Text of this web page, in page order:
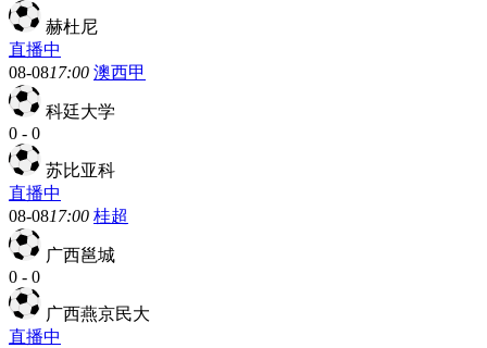
赫杜尼
直播中
08-0817:00 澳西甲
科廷大学
0 - 0
苏比亚科
直播中
08-0817:00 桂超
广西邕城
0 - 0
广西燕京民大
直播中